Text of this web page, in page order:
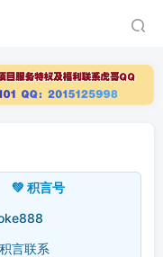
积言号
言联系